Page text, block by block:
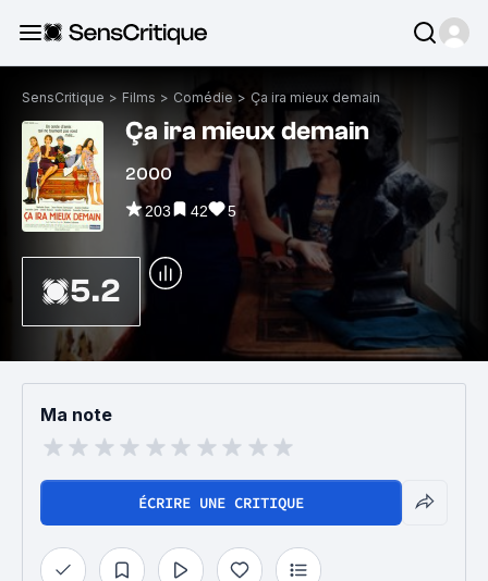
SensCritique > Films > Comédie > Ça ira mieux demain
Ça ira mieux demain
2000
203 42 5
5.2
Ma note
ÉCRIRE UNE CRITIQUE